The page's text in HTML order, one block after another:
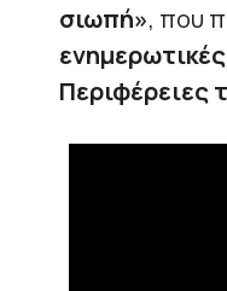
σιωπή», που
Περιφέρειες